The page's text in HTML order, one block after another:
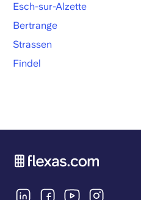
Esch-sur-Alzette
Bertrange
Strassen
Findel